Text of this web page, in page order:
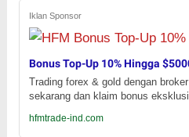
Iklan Sponsor
Bonus Top-Up 10% Hingga
Trading forex & gold dengan
sekarang dan klaim bonus
hfmtrade-ind.com